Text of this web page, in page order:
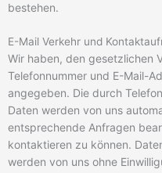
bestehen.
E-Mail Verkehr und
Wir haben, den gesetzlichen
Telefonnummer und E-Mail-
angegeben. Die durch
Daten werden von uns
entsprechende Anfragen
kontaktieren zu können.
werden von uns ohne